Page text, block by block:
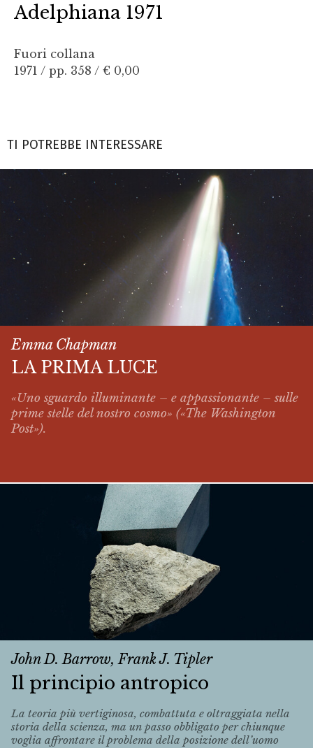
Adelphiana 1971
Fuori collana
1971 / pp. 358 / € 0,00
TI POTREBBE INTERESSARE
Emma Chapman
LA PRIMA LUCE
«Uno sguardo illuminante – e appassionante – sulle
prime stelle del nostro cosmo» («The Washington
Post»).
John D. Barrow, Frank J. Tipler
Il principio antropico
La teoria più vertiginosa, combattuta e oltraggiata nella
storia della scienza, ma un passo obbligato per chiunque
voglia affrontare il problema della posizione dell’uomo